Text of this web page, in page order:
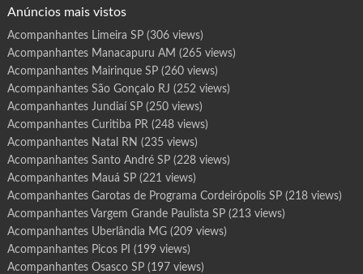
Anúncios mais vistos
Acompanhantes Limeira SP(306 views)
Acompanhantes Manacapuru AM (265 views)
Acompanhantes Mairinque SP(260 views)
Acompanhantes São Gonçalo RJ (252 views)
Acompanhantes Jundiaí SP(250 views)
Acompanhantes Curitiba PR(248 views)
Acompanhantes Natal RN (235 views)
Acompanhantes Santo André SP(228 views)
Acompanhantes Mauá SP(221 views)
Acompanhantes Garotas de Programa Cordeirópolis SP(218 views)
Acompanhantes Vargem Grande Paulista SP(213 views)
Acompanhantes Uberlândia MG(209 views)
Acompanhantes Picos PI (199 views)
Acompanhantes Osasco SP(197 views)